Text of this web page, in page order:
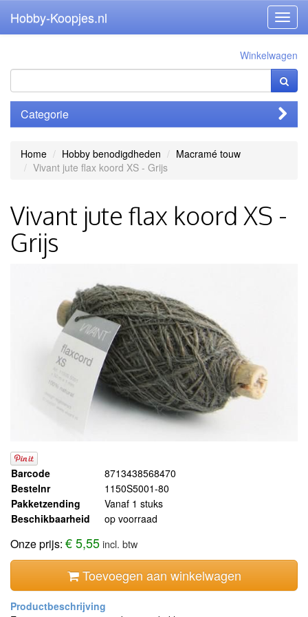
Hobby-Koopjes.nl
Winkelwagen
Categorie
Home Hobby benodigdheden
Macramé touw
Vivant jute flax koord XS - Grijs
Vivant jute flax koord XS -
Grijs
Barcode
8713438568470
Bestelnr
1150S5001-80
Pakketzending
Vanaf 1 stuks
Beschikbaarheid
op voorraad
Onze prijs: € 5,55incl. btw
Toevoegen aan winkelwagen